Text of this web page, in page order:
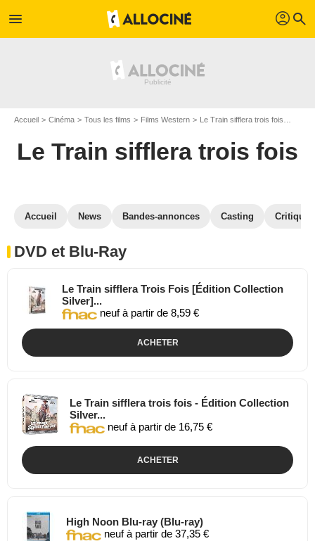
menu profil search
Accueil Cinéma Tous les films Films Western Le Train sifflera trois fois
Le Train sifflera trois fois
Accueil News Bandes-annonces Casting
DVD et Blu-Ray
Le Train sifflera Trois Fois [Édition Collection
Silver]...
neuf à partir de 8,59 €
ACHETER
Le Train sifflera trois fois - Édition Collection
Silver...
neuf à partir de 16,75 €
ACHETER
High Noon Blu-ray (Blu-ray)
neuf à partir de 37,35 €